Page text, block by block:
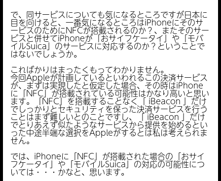
で、同サービスについても気になるところですが日本に
目を向けると、一番気になるところはiPhoneにそのサ
ービスのためにNFCが搭載されるのか？、またそのサー
ビスと併せてiPhoneが「おサイフケータイ」や「モバ
イルSuica」のサービスに対応するのか？ということで
はないでしょうか。
こればかりはまったくもってわかりません。
今回Appleが計画しているといわれるこの決済サービス
が、まずは実現したと仮定した場合、その時はiPhone
に「NFC」が搭載されている可能性はかなり高いと思い
ます。「NFC」を搭載することなく「 iBeacon 」だけ
でしっかりとセキュリティを保った決済サービスを行う
ことはまず難しいとのことですし、「 iBeacon 」だけ
でとりあえず似たようなサービスから提供を始めるとい
った中途半端な選択をAppleがするとは私は考えられま
せん。
では、iPhoneに「NFC」が搭載された場合の「おサイ
フケータイ」や「モバイルSuica」の対応の可能性につ
いては・・・かなと、思います。